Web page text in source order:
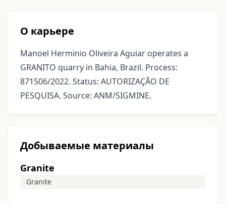
О карьере
Manoel Herminio Oliveira Aguiar operates a
GRANITO quarry in Bahia, Brazil. Process:
871506/2022. Status: AUTORIZAÇÃO DE
PESQUISA. Source: ANM/SIGMINE.
Добываемые материалы
Granite
Granite